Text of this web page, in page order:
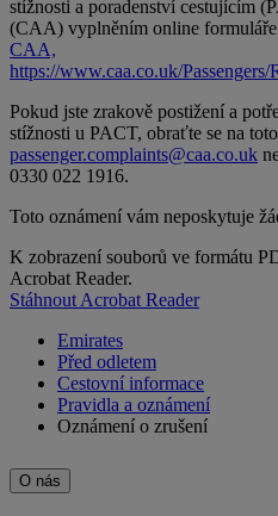
stížnosti a poradenství cestujícím
(CAA) vyplněním online formuláře
CAA,
https://www.caa.co.uk/Passengers/
Pokud jste zrakově postižení a
stížnosti u PACT, obraťte se na
passenger.complaints@caa.co.uk
0330 022 1916.
Toto oznámení vám neposkytuje
K zobrazení souborů ve formátu
Acrobat Reader.
Stáhnout Acrobat Reader
Emirates
Před odletem
Cestovní informace
Pravidla a oznámení
Oznámení o zrušení
O nás